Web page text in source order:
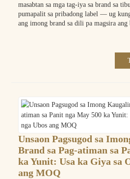
masabtan sa mga tag-iya sa brand sa
pumapalit sa pribadong label — ug
ang imong brand sa dili pa magsira ang
Unsaon Pagsugod sa
Brand sa Pag-atiman sa
ka Yunit: Usa ka Giya sa
ang MOQ